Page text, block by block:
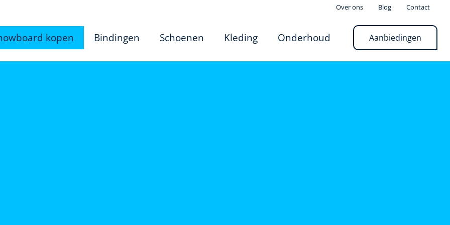
Over ons Blog Contact
kopen Bindingen Schoenen Kleding Onderhoud Aanbiedingen